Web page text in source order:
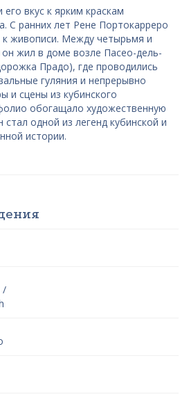
вкус к ярким краскам
С ранних лет Рене Портокарреро
к живописи. Между четырьмя и
жил в доме возле Пасео-дель-
Прадо), где проводились
гуляния и непрерывно
и сцены из кубинского
обогащало художественную
стал одной из легенд кубинской и
истории.
/